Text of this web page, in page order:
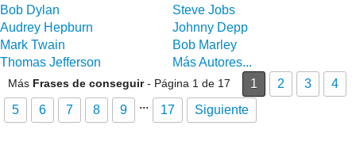
Bob Dylan
Steve Jobs
Audrey Hepburn
Johnny Depp
Mark Twain
Bob Marley
Thomas Jefferson
Más Autores...
Más Frases de conseguir- Página 1 de 17 1 2 3
4
5
6 7 8 9 ... 17 Siguiente